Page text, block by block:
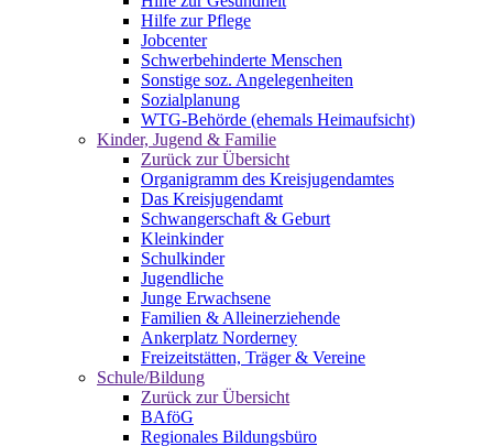
Hilfe zur Pflege
Jobcenter
Schwerbehinderte Menschen
Sonstige soz. Angelegenheiten
Sozialplanung
WTG-Behörde (ehemals Heimaufsicht)
Kinder, Jugend & Familie
Zurück zur Übersicht
Organigramm des Kreisjugendamtes
Das Kreisjugendamt
Schwangerschaft & Geburt
Kleinkinder
Schulkinder
Jugendliche
Junge Erwachsene
Familien & Alleinerziehende
Ankerplatz Norderney
Freizeitstätten, Träger & Vereine
Schule/Bildung
Zurück zur Übersicht
BAföG
Regionales Bildungsbüro